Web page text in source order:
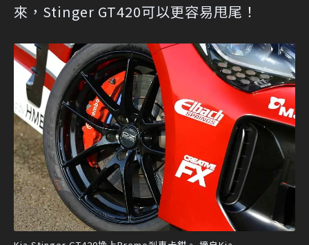
來，Stinger GT420可以更容易甩尾！